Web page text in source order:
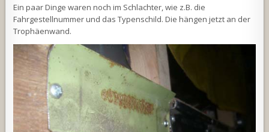
Ein paar Dinge waren noch im Schlachter, wie z.B. die
Fahrgestellnummer und das Typenschild. Die hängen jetzt an der
Trophäenwand.